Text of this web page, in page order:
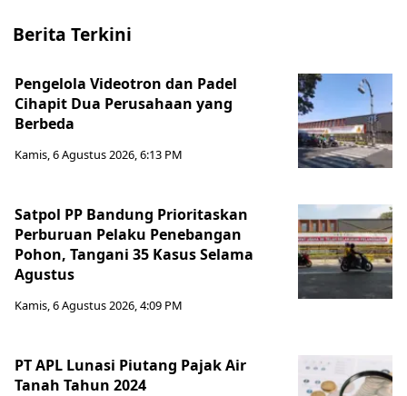
Berita Terkini
Pengelola Videotron dan Padel
Cihapit Dua Perusahaan yang
Berbeda
Kamis, 6 Agustus 2026, 6:13 PM
Satpol PP Bandung Prioritaskan
Perburuan Pelaku Penebangan
Pohon, Tangani 35 Kasus Selama
Agustus
Kamis, 6 Agustus 2026, 4:09 PM
PT APL Lunasi Piutang Pajak Air
Tanah Tahun 2024